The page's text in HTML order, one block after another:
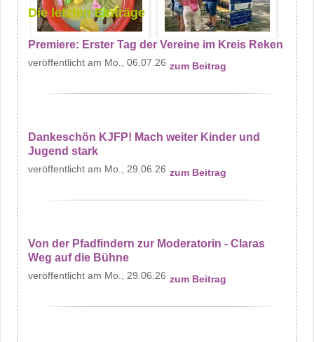
Die letzten Einträge
Premiere: Erster Tag der Vereine im Kreis Reken
Mo., 06.07.26 zum Beitrag
Dankeschön KJFP! Mach weiter Kinder und
Jugend stark
Mo., 29.06.26 zum Beitrag
Von der Pfadfindern zur Moderatorin - Claras
Weg auf die Bühne
Mo., 29.06.26 zum Beitrag